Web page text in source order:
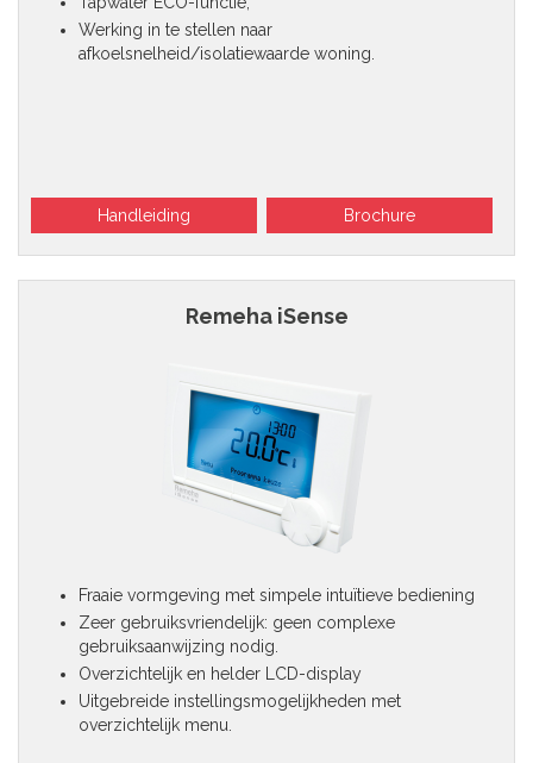
Werking in te stellen naar
afkoelsnelheid/isolatiewaarde woning.
Handleiding Brochure
Remeha iSense
Fraaie vormgeving met simpele intuïtieve bediening
Zeer gebruiksvriendelijk: geen complexe
gebruiksaanwijzing nodig.
Overzichtelijk en helder LCD-display
Uitgebreide instellingsmogelijkheden met
overzichtelijk menu.